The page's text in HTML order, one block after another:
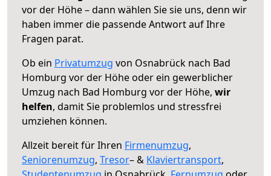
vor der Höhe – dann wählen Sie sie uns, denn wir
haben immer die passende Antwort auf Ihre
Fragen parat.
Ob ein Privatumzug von Osnabrück nach Bad
Homburg vor der Höhe oder ein gewerblicher
Umzug nach Bad Homburg vor der Höhe, wir
helfen, damit Sie problemlos und stressfrei
umziehen können.
Allzeit bereit für Ihren Firmenumzug,
Seniorenumzug, Tresor– & Klaviertransport,